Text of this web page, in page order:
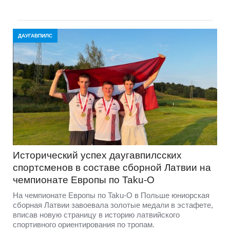
ДАУГАВПИЛС
Исторический успех даугавпилсских
спортсменов в составе сборной Латвии на
чемпионате Европы по Taku-O
На чемпионате Европы по Taku-O в Польше юниорская
сборная Латвии завоевала золотые медали в эстафете,
вписав новую страницу в историю латвийского
спортивного ориентирования по тропам.